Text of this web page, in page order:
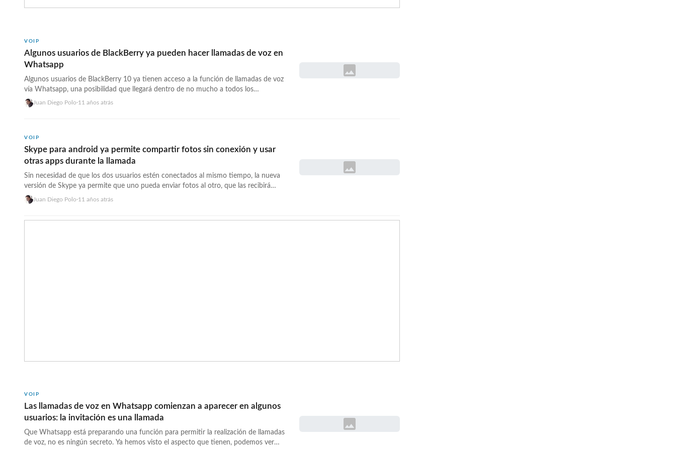
VOIP
Algunos usuarios de BlackBerry ya pueden hacer llamadas de voz en
Whatsapp
Algunos usuarios de BlackBerry 10 ya tienen acceso a la función de llamadas de voz
ví­a Whatsapp, una posibilidad que llegará dentro de no mucho a todos los
dispositivos móviles, tal y como se lleva anunciando desde hace varios meses.
Aunque Whatsapp no ha emitido ninguna nota oficial (no suele hacerlo), parece que
Juan Diego Polo·11 años atrás
VOIP
Skype para android ya permite compartir fotos sin conexión y usar
otras apps durante la llamada
Sin necesidad de que los dos usuarios estén conectados al mismo tiempo, la nueva
versión de Skype ya permite que uno pueda enviar fotos al otro, que las recibirá
cuando entre en el sistema. Esta nueva versión de Skype para android también
permite usar otras aplicaciones mientras realizamos una llamada, función
Juan Diego Polo·11 años atrás
VOIP
Las llamadas de voz en Whatsapp comienzan a aparecer en algunos
usuarios: la invitación es una llamada
Que Whatsapp está preparando una función para permitir la realización de llamadas
de voz, no es ningún secreto. Ya hemos visto el aspecto que tienen, podemos ver